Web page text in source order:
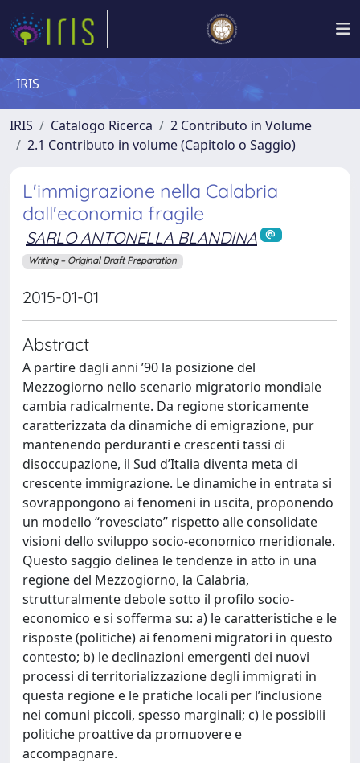
IRIS
IRIS Catalogo Ricerca
2 Contributo in Volume
2.1 Contributo in volume (Capitolo o Saggio)
L'immigrazione nella Calabria
dall'economia fragile
SARLO ANTONELLA BLANDINA
Writing – Original Draft Preparation
2015-01-01
Abstract
A partire dagli anni ’90 la posizione del
Mezzogiorno nello scenario migratorio mondiale
cambia radicalmente. Da regione storicamente
caratterizzata da dinamiche di emigrazione, pur
mantenendo perduranti e crescenti tassi di
disoccupazione, il Sud d’Italia diventa meta di
crescente immigrazione. Le dinamiche in entrata si
sovrappongono ai fenomeni in uscita, proponendo
un modello “rovesciato” rispetto alle consolidate
visioni dello sviluppo socio-economico meridionale.
Questo saggio delinea le tendenze in atto in una
regione del Mezzogiorno, la Calabria,
strutturalmente debole sotto il profilo socio-
economico e si sofferma su: a) le caratteristiche e le
risposte (politiche) ai fenomeni migratori in questo
contesto; b) le declinazioni emergenti dei nuovi
processi di territorializzazione degli immigrati in
questa regione e le pratiche locali per l’inclusione
nei comuni piccoli, spesso marginali; c) le possibili
politiche proattive da promuovere e
accompagnare.